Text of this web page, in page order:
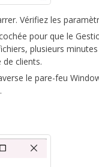
Vérifiez les
pour que le
plusieurs
clients.
le pare-feu